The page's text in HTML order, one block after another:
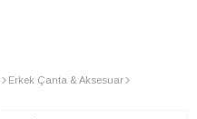
Erkek Çanta & Aksesuar